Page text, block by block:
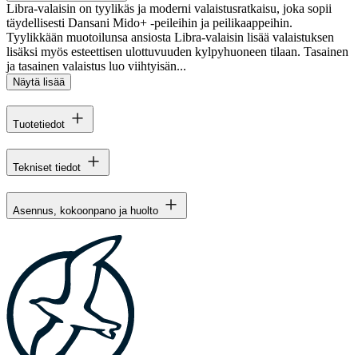
Libra-valaisin on tyylikäs ja moderni valaistusratkaisu, joka sopii
täydellisesti Dansani Mido+ -peileihin ja peilikaappeihin.
Tyylikkään muotoilunsa ansiosta Libra-valaisin lisää valaistuksen
lisäksi myös esteettisen ulottuvuuden kylpyhuoneen tilaan. Tasainen
ja tasainen valaistus luo viihtyisän...
Näytä lisää
Tuotetiedot
Tekniset tiedot
Asennus, kokoonpano ja huolto